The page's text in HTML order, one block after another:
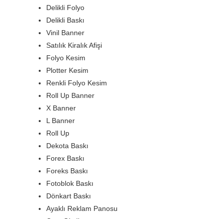
Delikli Folyo
Delikli Baskı
Vinil Banner
Satılık Kiralık Afişi
Folyo Kesim
Plotter Kesim
Renkli Folyo Kesim
Roll Up Banner
X Banner
L Banner
Roll Up
Dekota Baskı
Forex Baskı
Foreks Baskı
Fotoblok Baskı
Dönkart Baskı
Ayaklı Reklam Panosu